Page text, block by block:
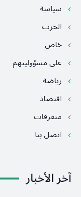
سياسة
الحرب
خاص
على مسؤوليتهم
رياضة
اقتصاد
متفرقات
اتصل بنا
آخر الأخبار